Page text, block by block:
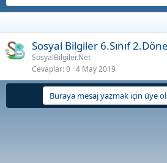
Sosyal Bilgiler 6.Sınıf
SosyalBilgiler.Net
Cevaplar 0 4 May 2019
Buraya mesaj yazmak için üye